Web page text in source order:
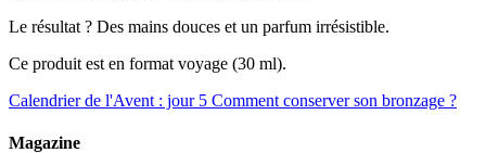
Le résultat ? Des mains douces et un parfum irrésistible.
Ce produit est en format voyage (30 ml).
Calendrier de l'Avent : jour 5 Comment conserver son bronzage ?
Magazine